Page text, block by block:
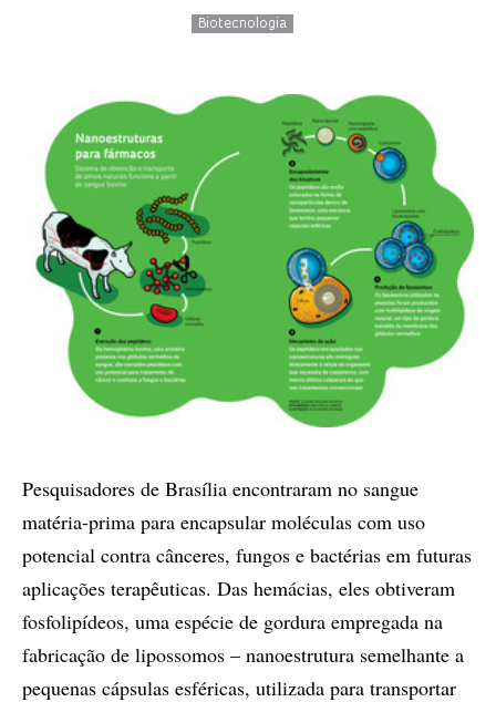
Biotecnologia
Pesquisadores de Brasília encontraram no sangue
matéria-prima para encapsular moléculas com uso
potencial contra cânceres, fungos e bactérias em futuras
aplicações terapêuticas. Das hemácias, eles obtiveram
fosfolipídeos, uma espécie de gordura empregada na
fabricação de lipossomos – nanoestrutura semelhante a
pequenas cápsulas esféricas, utilizada para transportar